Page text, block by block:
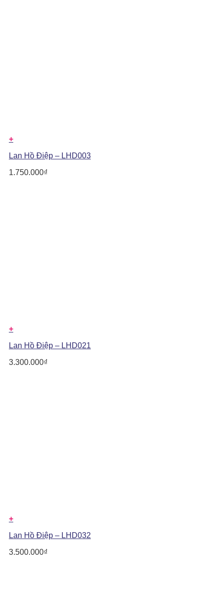
+
Lan Hồ Điệp – LHD003
1.750.000₫
+
Lan Hồ Điệp – LHD021
3.300.000₫
+
Lan Hồ Điệp – LHD032
3.500.000₫